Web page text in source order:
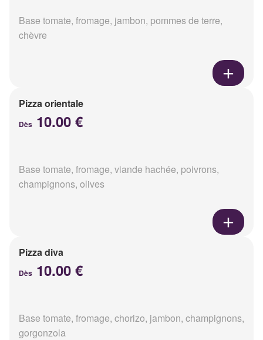
Base tomate, fromage, jambon, pommes de terre,
chèvre
Pizza orientale
Dès 10.00 €
Base tomate, fromage, viande hachée, poivrons,
champignons, olives
Pizza diva
Dès 10.00 €
Base tomate, fromage, chorizo, jambon, champignons,
gorgonzola